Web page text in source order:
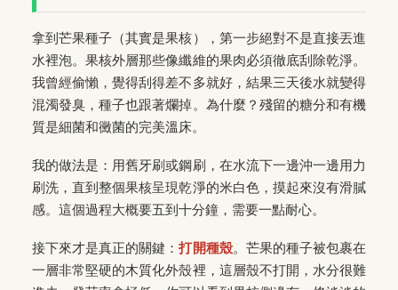
拿到芒果種子（其實是果核），第一步絕對不是直接丟進
水裡泡。果核外層那些像纖維的果肉必須徹底刮除乾淨。
我曾經偷懶，覺得刮得差不多就好，結果三天後水就變得
混濁發臭，種子也跟著爛掉。為什麼？殘留的糖分和有機
質是細菌和黴菌的完美溫床。
我的做法是：用舊牙刷或鋼刷，在水流下一邊沖一邊用力
刷洗，直到整個果核呈現乾淨的米白色，摸起來沒有滑膩
感。這個過程大概要五到十分鐘，需要一點耐心。
接下來才是真正的關鍵：打開種殼。芒果的種子被包裹在
一層非常堅硬的木質化外殼裡，這層殼不打開，水分很難